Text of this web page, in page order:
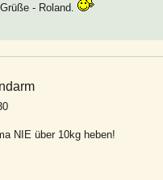
- Roland.
NIE über 10kg heben!